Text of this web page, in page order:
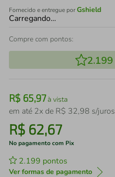
Fornecido e entregue porGshield
Carregando…
Compre com pontos:
2.199
R$ 65,97à vista
em até 2x de R$ 32,98 s/juros
R$ 62,67
No pagamento com Pix
2.199 pontos
Ver formas de pagamento